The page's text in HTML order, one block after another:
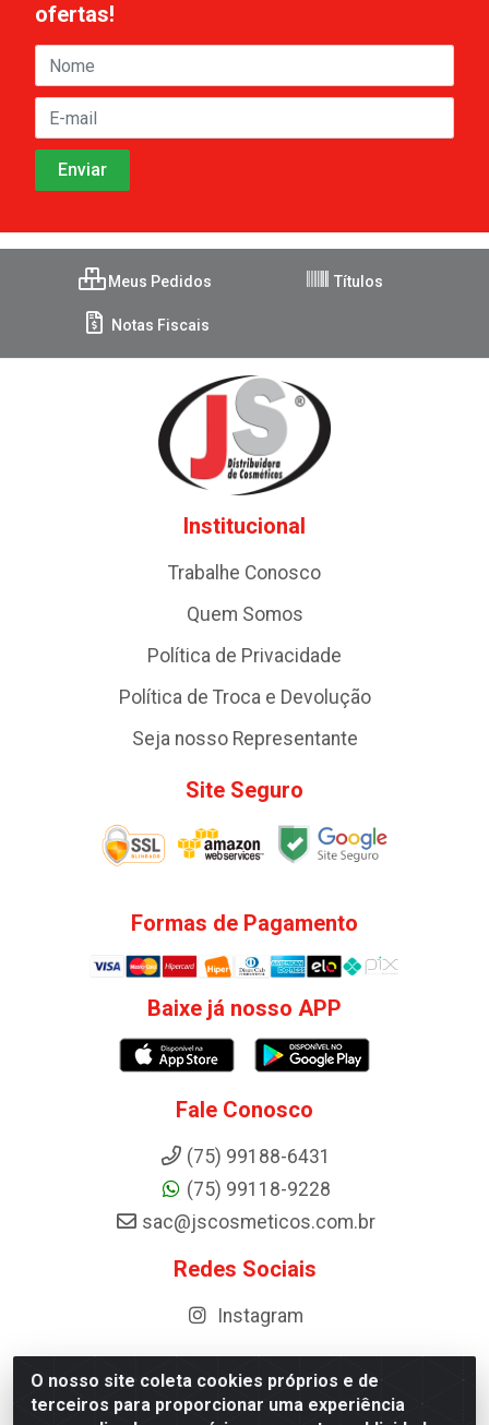
O nosso site coleta cookies próprios e de
terceiros para proporcionar uma experiência
ofertas!
Meus Pedidos Títulos
Notas Fiscais
Institucional
Trabalhe Conosco
Quem Somos
Política de Privacidade
Política de Troca e Devolução
Seja nosso Representante
Site Seguro
Formas de Pagamento
Baixe já nosso APP
Fale Conosco
(75) 99188-6431
(75) 99118-9228
sac@jscosmeticos.com.br
Redes Sociais
Instagram
Distribuidora de Cosméticos Antoneto LTDA - BA-052,